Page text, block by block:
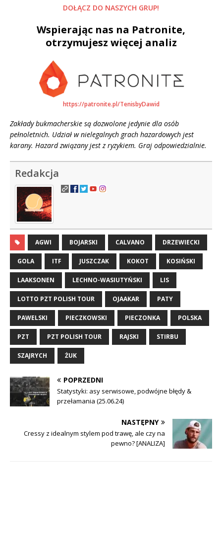
DOŁĄCZ DO NASZYCH GRUP!
Wspierając nas na Patronite,
otrzymujesz więcej analiz
https://patronite.pl/TenisbyDawid
Zakłady bukmacherskie są dozwolone jedynie dla osób
pełnoletnich. Udział w nielegalnych grach hazardowych jest
karany. Hazard związany jest z ryzykiem. Graj odpowiedzialnie.
Redakcja
AGWI BOJARSKI CALVANO DRZEWIECKI
GOLA ITF JUSZCZAK KOKOT KOSIŃSKI
LAAKSONEN LECHNO-WASIUTYŃSKI LIS
LOTTO PZT POLISH TOUR OJAAKAR PATY
PAWELSKI PIECZKOWSKI PIECZONKA POLSKA
PZT PZT POLISH TOUR RAJSKI STIRBU
SZAJRYCH ŻUK
POPRZEDNI
Statystyki: asy serwisowe, podwójne błędy &
przełamania (25.06.24)
NASTĘPNY
Cressy z idealnym stylem pod trawę, ale czy na
pewno? [ANALIZA]